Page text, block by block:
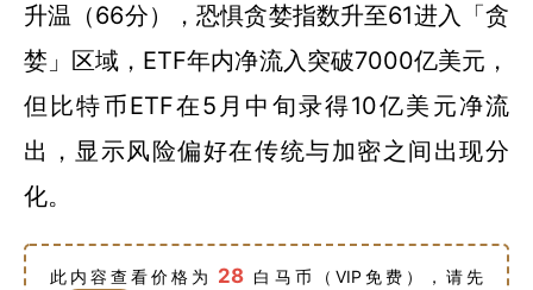
升温（66分），恐惧贪婪指数升至61进入「贪
婪」区域，ETF年内净流入突破7000亿美元，
但比特币ETF在5月中旬录得10亿美元净流
出，显示风险偏好在传统与加密之间出现分
化。
此内容查看价格为 28 白马币（VIP免费），请先